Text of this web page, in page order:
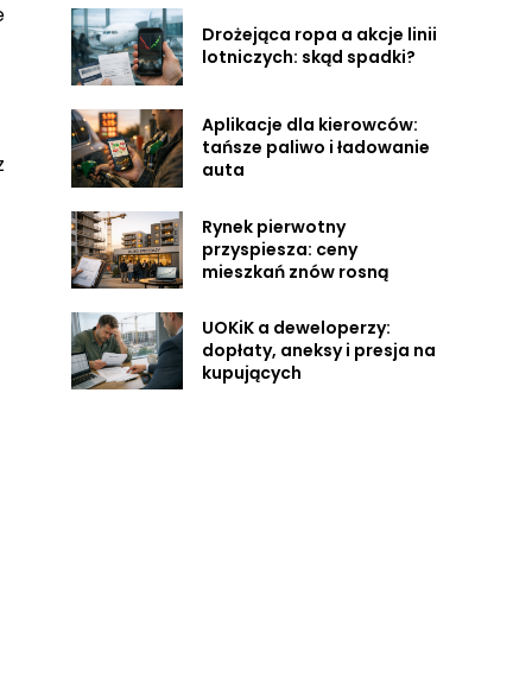
Drożejąca ropa a akcje linii
lotniczych: skąd spadki?
Aplikacje dla kierowców:
tańsze paliwo i ładowanie
auta
Rynek pierwotny
przyspiesza: ceny
mieszkań znów rosną
UOKiK a deweloperzy:
dopłaty, aneksy i presja na
kupujących